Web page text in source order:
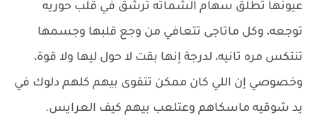
عيونها تطلق سهام الشماته ترشق في قلب حوريه
توجعه، وكل ماتاجى تتعافي من وجع قلبها وجسمها
تنتكس مره تانيه، لدرجة إنها بقت لا حول ليها ولا قوة،
وخصوصي إن اللي كان ممكن تتقوى بيهم كلهم دلوك في
يد شوقيه ماسكاهم وعتلعب بيهم كيف العرايس.